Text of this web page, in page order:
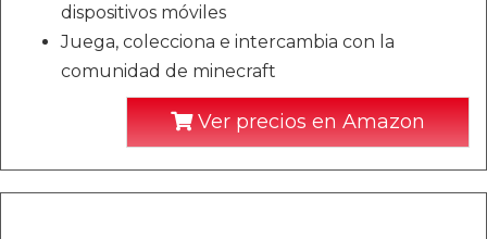
dispositivos móviles
Juega, colecciona e intercambia con la
comunidad de minecraft
Ver precios en Amazon